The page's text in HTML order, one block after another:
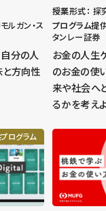
ルガン・ス
分の人
方向性
授業形式： 探
プログラム提供
タンレー証券
お金の人生
のお金の使
来や社会へ
るかを考え
ログラム